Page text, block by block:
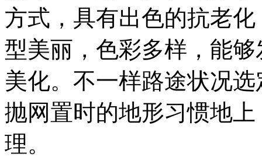
方式，具有出色的抗老
型美丽，色彩多样，能
美化。不一样路途状况
抛网置时的地形习惯地
理。